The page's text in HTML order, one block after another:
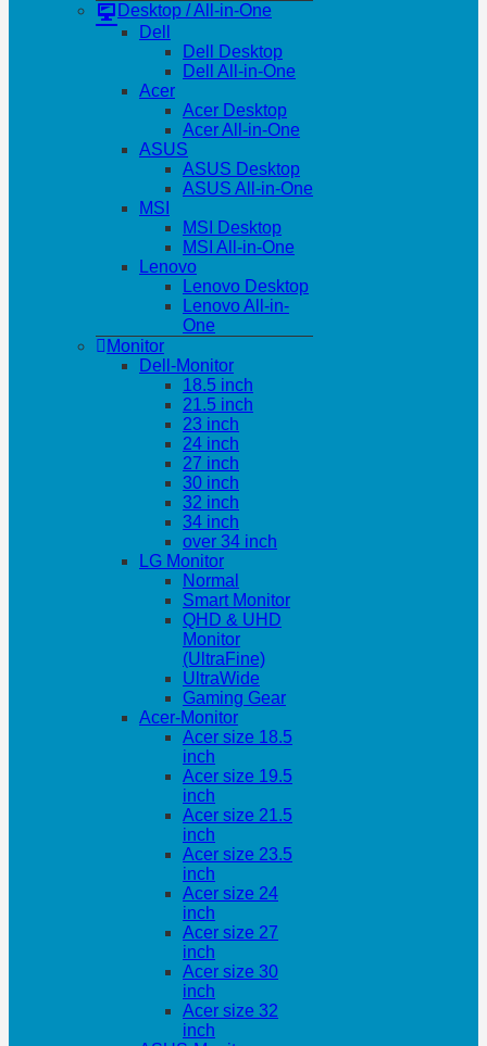
Desktop / All-in-One
Dell
Dell Desktop
Dell All-in-One
Acer
Acer Desktop
Acer All-in-One
ASUS
ASUS Desktop
ASUS All-in-One
MSI
MSI Desktop
MSI All-in-One
Lenovo
Lenovo Desktop
Lenovo All-in-
One
Monitor
Dell-Monitor
18.5 inch
21.5 inch
23 inch
24 inch
27 inch
30 inch
32 inch
34 inch
over 34 inch
LG Monitor
Normal
Smart Monitor
QHD & UHD
Monitor
(UltraFine)
UltraWide
Gaming Gear
Acer-Monitor
Acer size 18.5
inch
Acer size 19.5
inch
Acer size 21.5
inch
Acer size 23.5
inch
Acer size 24
inch
Acer size 27
inch
Acer size 30
inch
Acer size 32
inch